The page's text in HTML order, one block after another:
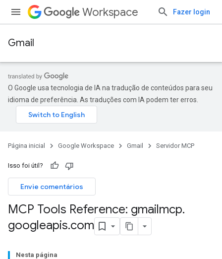
Workspace Fazer login
Gmail
O Google usa tecnologia de IA na tradução de conteúdos para seu
idioma de preferência. As traduções com IA podem ter erros.
Página inicial Google Workspace Gmail Servidor MCP
Isso foi útil?
Envie comentários
MCP Tools Reference: gmailmcp.
googleapis.com
Nesta página